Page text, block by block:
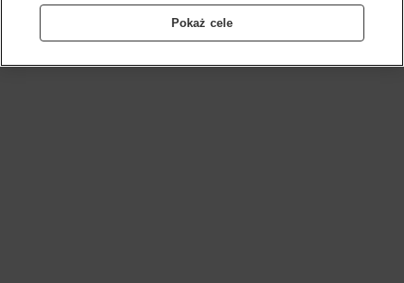
Pokaż cele